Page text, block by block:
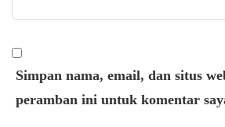
Simpan nama, email, dan situs
peramban ini untuk komentar